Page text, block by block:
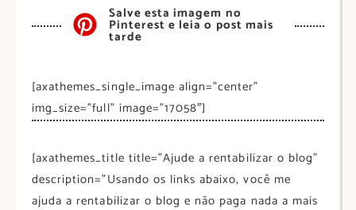
Salve esta imagem no
Pinterest e leia o post mais
tarde
[axathemes_single_image align=”center”
img_size=”full” image=”17058″]
[axathemes_title title=”Ajude a rentabilizar o blog”
description=”Usando os links abaixo, você me
ajuda a rentabilizar o blog e não paga nada a mais